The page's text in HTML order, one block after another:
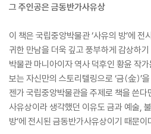
그 주인공은 금동반가사유상
이 책은 국립중앙박물관 ‘사유의 방’에 전
귀한 만남을 더욱 깊고 풍부하게 감상하
박물관 마니아이자 역사 덕후인 황윤 작
보는 자신만의 스토리텔링으로 ‘금(金)’
젠가 국립중앙박물관을 주제로 책을 쓴
사유상이라 생각했던 이유도 금과 예술,
방’에 전시된 금동반가사유상이기 때문이